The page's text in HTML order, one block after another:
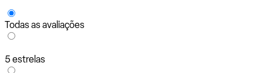
Todas as avaliações
5 estrelas